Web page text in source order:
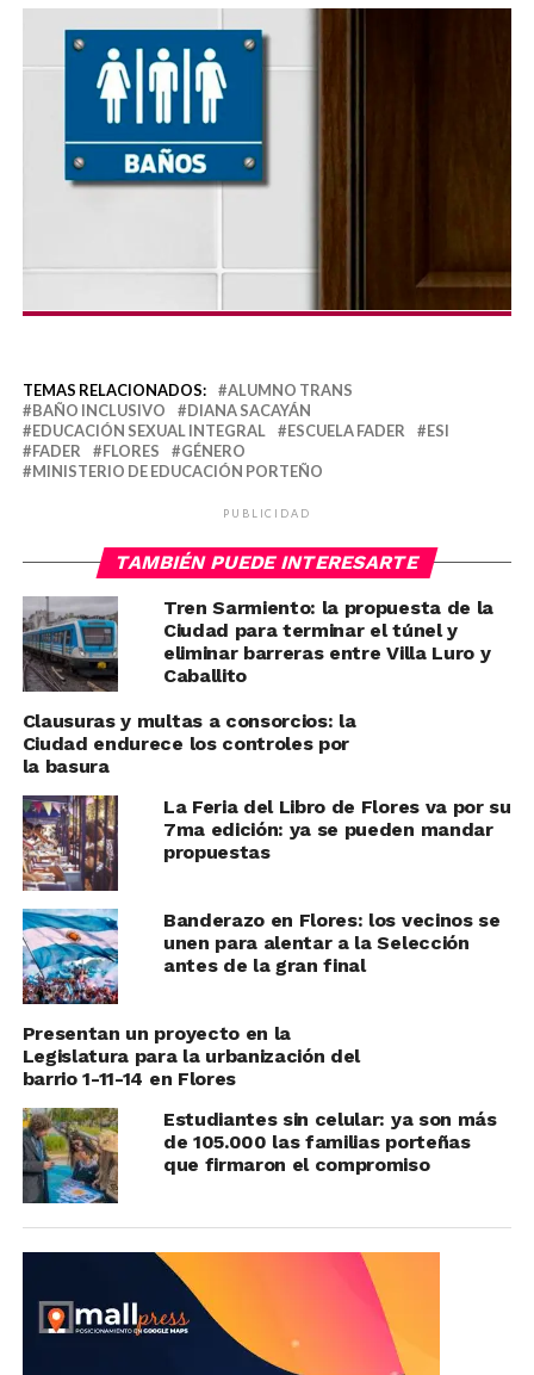
TEMAS RELACIONADOS:
ALUMNO TRANS
BAÑO INCLUSIVO
DIANA SACAYÁN
EDUCACIÓN SEXUAL INTEGRAL
ESCUELA FADER
ESI
FADER
FLORES
GÉNERO
MINISTERIO DE EDUCACIÓN PORTEÑO
PUBLICIDAD
TAMBIÉN PUEDE INTERESARTE
Tren Sarmiento: la propuesta de la
Ciudad para terminar el túnel y
eliminar barreras entre Villa Luro y
Caballito
Clausuras y multas a consorcios: la
Ciudad endurece los controles por
la basura
La Feria del Libro de Flores va por su
7ma edición: ya se pueden mandar
propuestas
Banderazo en Flores: los vecinos se
unen para alentar a la Selección
antes de la gran final
Presentan un proyecto en la
Legislatura para la urbanización del
barrio 1-11-14 en Flores
Estudiantes sin celular: ya son más
de 105.000 las familias porteñas
que firmaron el compromiso